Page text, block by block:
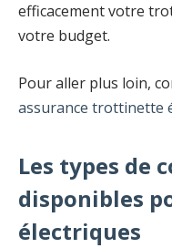
efficacement votre
votre budget.
Pour aller plus loin,
assurance trottinette
Les types de
disponibles
électriques